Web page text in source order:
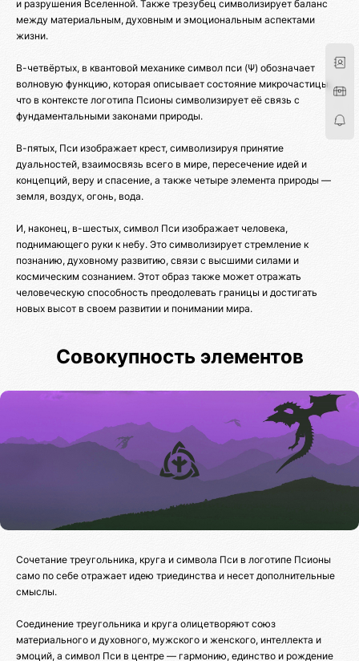
и разрушения Вселенной. Также трезубец символизирует баланс
между материальным, духовным и эмоциональным аспектами
жизни.
В-четвёртых, в квантовой механике символ пси (Ψ) обозначает
волновую функцию, которая описывает состояние микрочастицы,
что в контексте логотипа Псионы символизирует её связь с
фундаментальными законами природы.
В-пятых, Пси изображает крест, символизируя принятие
дуальностей, взаимосвязь всего в мире, пересечение идей и
концепций, веру и спасение, а также четыре элемента природы —
земля, воздух, огонь, вода.
И, наконец, в-шестых, символ Пси изображает человека,
поднимающего руки к небу. Это символизирует стремление к
познанию, духовному развитию, связи с высшими силами и
космическим сознанием. Этот образ также может отражать
человеческую способность преодолевать границы и достигать
новых высот в своем развитии и понимании мира.
Совокупность элементов
Сочетание треугольника, круга и символа Пси в логотипе Псионы
само по себе отражает идею триединства и несет дополнительные
смыслы.
Соединение треугольника и круга олицетворяют союз
материального и духовного, мужского и женского, интеллекта и
эмоций, а символ Пси в центре — гармонию, единство и рождение